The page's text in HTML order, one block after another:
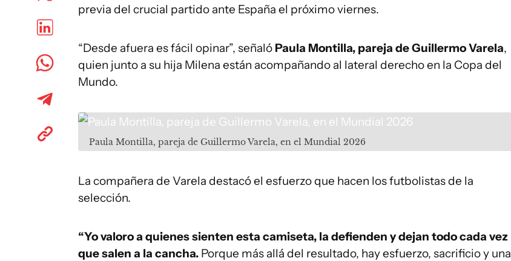
previa del crucial partido ante España el próximo viernes.
“Desde afuera es fácil opinar”, señaló Paula Montilla, pareja de Guillermo Varela,
quien junto a su hija Milena están acompañando al lateral derecho en la Copa del
Mundo.
Paula Montilla, pareja de Guillermo Varela, en el Mundial 2026
La compañera de Varela destacó el esfuerzo que hacen los futbolistas de la
selección.
“Yo valoro a quienes sienten esta camiseta, la defienden y dejan todo cada vez
que salen a la cancha. Porque más allá del resultado, hay esfuerzo, sacrificio y una